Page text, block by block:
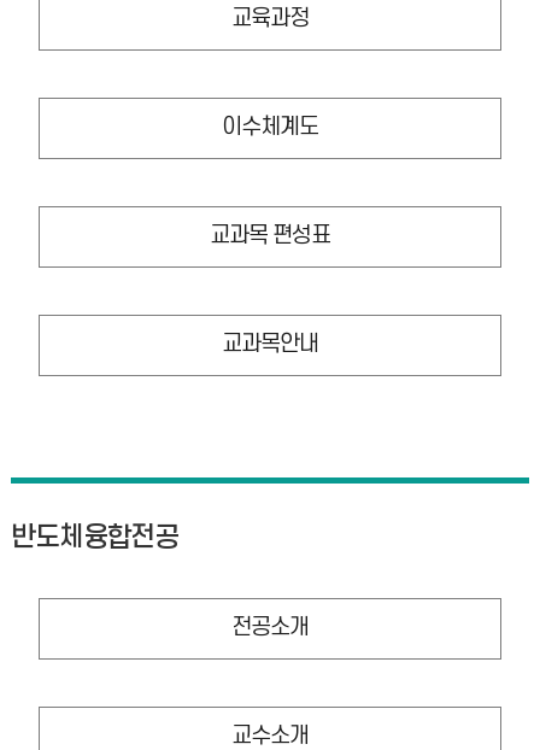
교육과정
이수체계도
교과목 편성표
교과목안내
반도체융합전공
전공소개
교수소개